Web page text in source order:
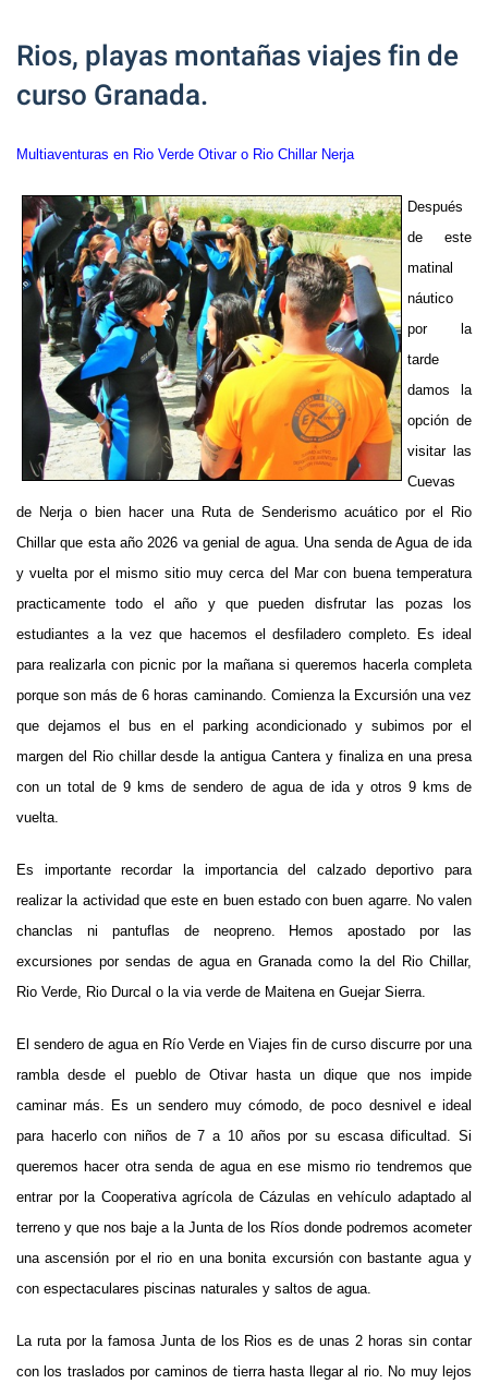
Rios, playas montañas viajes fin de
curso Granada.
Multiaventuras en Rio Verde Otivar o Rio Chillar Nerja
Después
de este
matinal
náutico
por la
tarde
damos la
opción de
visitar las
Cuevas
de Nerja o bien hacer una Ruta de Senderismo acuático por el Rio
Chillar que esta año 2026 va genial de agua. Una senda de Agua de ida
y vuelta por el mismo sitio muy cerca del Mar con buena temperatura
practicamente todo el año y que pueden disfrutar las pozas los
estudiantes a la vez que hacemos el desfiladero completo. Es ideal
para realizarla con picnic por la mañana si queremos hacerla completa
porque son más de 6 horas caminando. Comienza la Excursión una vez
que dejamos el bus en el parking acondicionado y subimos por el
margen del Rio chillar desde la antigua Cantera y finaliza en una presa
con un total de 9 kms de sendero de agua de ida y otros 9 kms de
vuelta.
Es importante recordar la importancia del calzado deportivo para
realizar la actividad que este en buen estado con buen agarre. No valen
chanclas ni pantuflas de neopreno. Hemos apostado por las
excursiones por sendas de agua en Granada como la del Rio Chillar,
Rio Verde, Rio Durcal o la via verde de Maitena en Guejar Sierra.
El sendero de agua en Río Verde en Viajes fin de curso discurre por una
rambla desde el pueblo de Otivar hasta un dique que nos impide
caminar más. Es un sendero muy cómodo, de poco desnivel e ideal
para hacerlo con niños de 7 a 10 años por su escasa dificultad. Si
queremos hacer otra senda de agua en ese mismo rio tendremos que
entrar por la Cooperativa agrícola de Cázulas en vehículo adaptado al
terreno y que nos baje a la Junta de los Ríos donde podremos acometer
una ascensión por el rio en una bonita excursión con bastante agua y
con espectaculares piscinas naturales y saltos de agua.
La ruta por la famosa Junta de los Rios es de unas 2 horas sin contar
con los traslados por caminos de tierra hasta llegar al rio. No muy lejos